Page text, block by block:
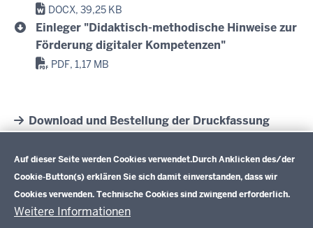
Auf dieser Seite werden Cookies verwendet.Durch Anklicken des/der
Cookie-Button(s) erklären Sie sich damit einverstanden, dass wir
Cookies verwenden. Technische Cookies sind zwingend erforderlich.
Weitere Informationen
DOCX, 39,25 KB
Einleger "Didaktisch-methodische Hinweise zur
Förderung digitaler Kompetenzen"
PDF, 1,17 MB
Download und Bestellung der Druckfassung
Handreichung für die Fachklassen des dualen
Systems" inklusive Einleger (Stand 2017)
Im Überblick